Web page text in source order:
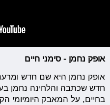
אופק נחמן - סימני חיים
אופק נחמן היא שם חדש
חדש שכתבה והלחינה נחמן
בחיים, על המאבק היומיומי